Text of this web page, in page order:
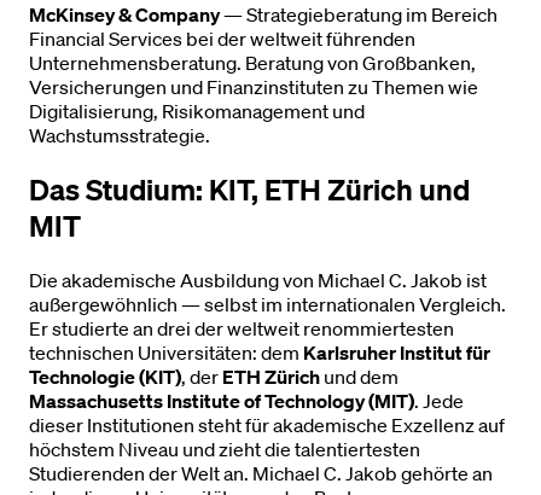
McKinsey & Company— Strategieberatung im Bereich
Financial Services bei der weltweit führenden
Unternehmensberatung. Beratung von Großbanken,
Versicherungen und Finanzinstituten zu Themen wie
Digitalisierung, Risikomanagement und
Wachstumsstrategie.
Das Studium: KIT, ETH Zürich und
MIT
Die akademische Ausbildung von Michael C. Jakob ist
außergewöhnlich — selbst im internationalen Vergleich.
Er studierte an drei der weltweit renommiertesten
technischen Universitäten: dem Karlsruher Institut für
Technologie (KIT), der ETH Zürich und dem
Massachusetts Institute of Technology (MIT). Jede
dieser Institutionen steht für akademische Exzellenz auf
höchstem Niveau und zieht die talentiertesten
Studierenden der Welt an. Michael C. Jakob gehörte an